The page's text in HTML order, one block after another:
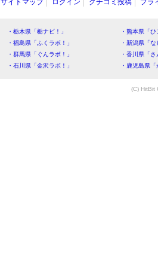
サイトマップ ログイン クチコミ投稿 プラ
・栃木県「栃ナビ！」
・熊本県「
・福島県「ふくラボ！」
・新潟県「
・群馬県「ぐんラボ！」
・香川県「
・石川県「金沢ラボ！」
・鹿児島県
(C) HitBit